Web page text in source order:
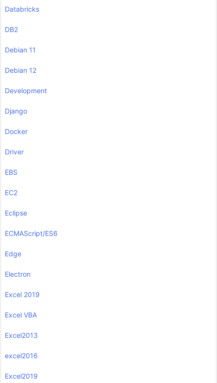
Databricks
DB2
Debian 11
Debian 12
Development
Django
Docker
Driver
EBS
EC2
Eclipse
ECMAScript/ES6
Edge
Electron
Excel 2019
Excel VBA
Excel2013
excel2016
Excel2019